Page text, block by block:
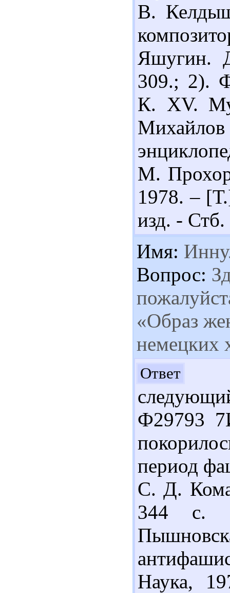
В.
Яшугин.
309.; 2).
К. XV.
М.
1978. –
изд. -
Имя:
Вопрос:
«Образ
немецких
Ответ
Ф29793
период
С. Д.
344 с.
Наука,